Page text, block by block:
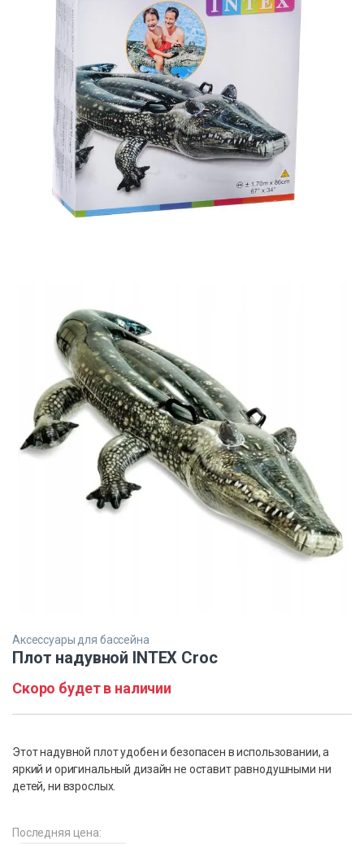
Аксессуары для бассейна
Плот надувной INTEX Croc
Скоро будет в наличии
Этот надувной плот удобен и безопасен в использовании, а
яркий и оригинальный дизайн не оставит равнодушными ни
детей, ни взрослых.
Последняя цена: